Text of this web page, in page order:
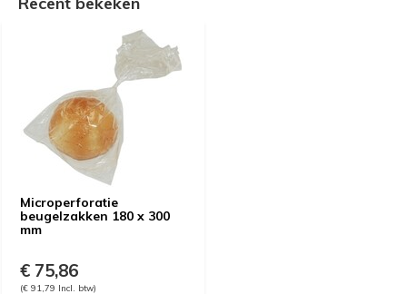
Microperforatie
beugelzakken 180 x 300
mm
€ 75,86
(€ 91,79 Incl. btw)